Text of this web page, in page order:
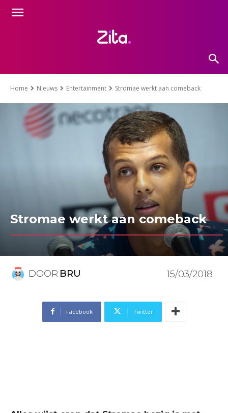
Home Nieuws Entertainment Stromae werkt aan comeback
Stromae werkt aan comeback
DOOR BRU 15/03/2018
Facebook Twitter